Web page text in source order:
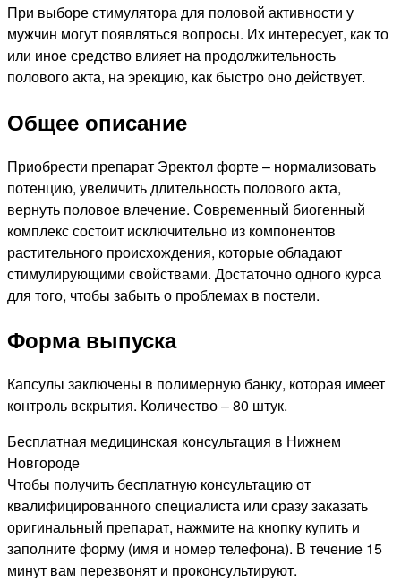
При выборе стимулятора для половой активности у
мужчин могут появляться вопросы. Их интересует, как то
или иное средство влияет на продолжительность
полового акта, на эрекцию, как быстро оно действует.
Общее описание
Приобрести препарат Эректол форте – нормализовать
потенцию, увеличить длительность полового акта,
вернуть половое влечение. Современный биогенный
комплекс состоит исключительно из компонентов
растительного происхождения, которые обладают
стимулирующими свойствами. Достаточно одного курса
для того, чтобы забыть о проблемах в постели.
Форма выпуска
Капсулы заключены в полимерную банку, которая имеет
контроль вскрытия. Количество – 80 штук.
Бесплатная медицинская консультация в Нижнем
Новгороде
Чтобы получить бесплатную консультацию от
квалифицированного специалиста или сразу заказать
оригинальный препарат, нажмите на кнопку купить и
заполните форму (имя и номер телефона). В течение 15
минут вам перезвонят и проконсультируют.